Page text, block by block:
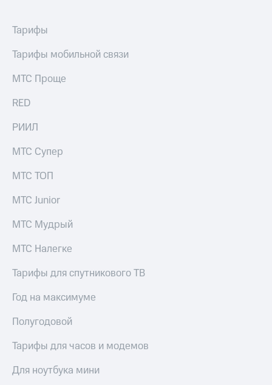
Информация
Документы
ПАО
акционера
капитал
и
Рынок
Программа
приобретения
Порядок
выкупа
акций
Дивиденды
облигаций
Описание
Тарифы
Тарифы мобильной связи
МТС Проще
RED
РИИЛ
МТС Супер
МТС ТОП
МТС Junior
МТС Мудрый
МТС Налегке
Тарифы для спутникового ТВ
Год на максимуме
Полугодовой
Тарифы для часов и модемов
Для ноутбука мини